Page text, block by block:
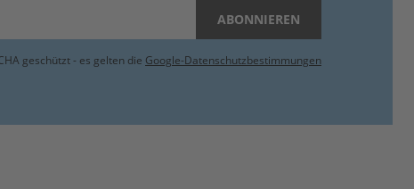
ABONNIEREN
geschützt - es gelten die Google-Datenschutzbestimmungen